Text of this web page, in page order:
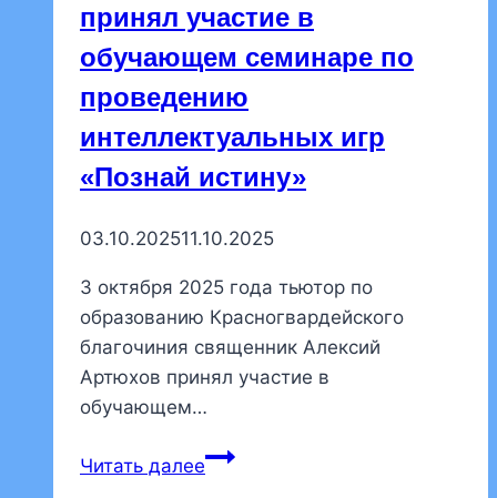
принял участие в
обучающем семинаре по
проведению
интеллектуальных игр
«Познай истину»
03.10.202511.10.2025
3 октября 2025 года тьютор по
образованию Красногвардейского
благочиния священник Алексий
Артюхов принял участие в
обучающем…
Читать далееСвященник